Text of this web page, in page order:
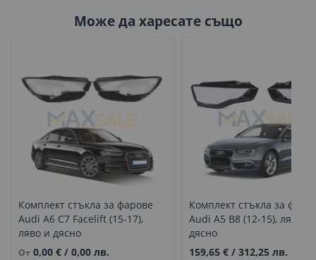
Може да харесате също
Комплект стъкла за фарове
Audi A6 C7 Facelift (15-17),
ляво и дясно
От 0,00 € / 0,00 лв.
Комплект стъкла за
Audi A5 B8 (12-15), ляво и
дясно
159,65 €/ 312,25 лв.